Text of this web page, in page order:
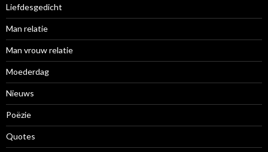
Liefdesgedicht
Man relatie
Man vrouw relatie
Moederdag
Nieuws
Poëzie
Quotes